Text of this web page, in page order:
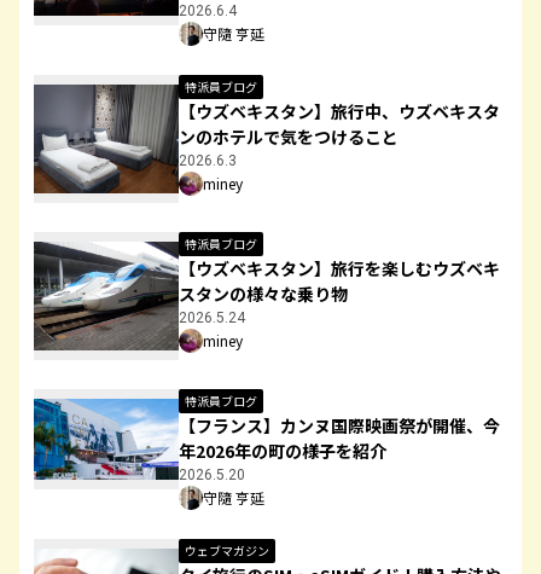
2026.6.4
守隨 亨延
特派員ブログ
【ウズベキスタン】旅行中、ウズベキスタ
ンのホテルで気をつけること
2026.6.3
miney
特派員ブログ
【ウズベキスタン】旅行を楽しむウズベキ
スタンの様々な乗り物
2026.5.24
miney
特派員ブログ
【フランス】カンヌ国際映画祭が開催、今
年2026年の町の様子を紹介
2026.5.20
守隨 亨延
ウェブマガジン